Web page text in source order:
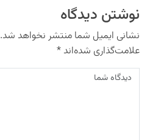
نوشتن دیدگاه
نشانی ایمیل شما منتشر نخواهد شد.
علامت‌گذاری شده‌اند*